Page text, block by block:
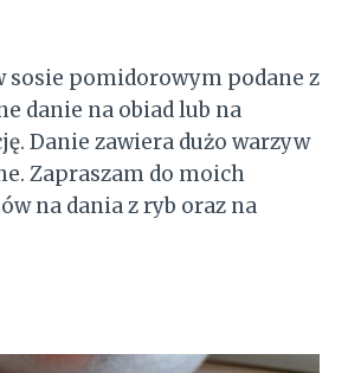
sosie pomidorowym podane z
danie na obiad lub na
Danie zawiera dużo warzyw
Zapraszam do moich
na dania z ryb oraz na